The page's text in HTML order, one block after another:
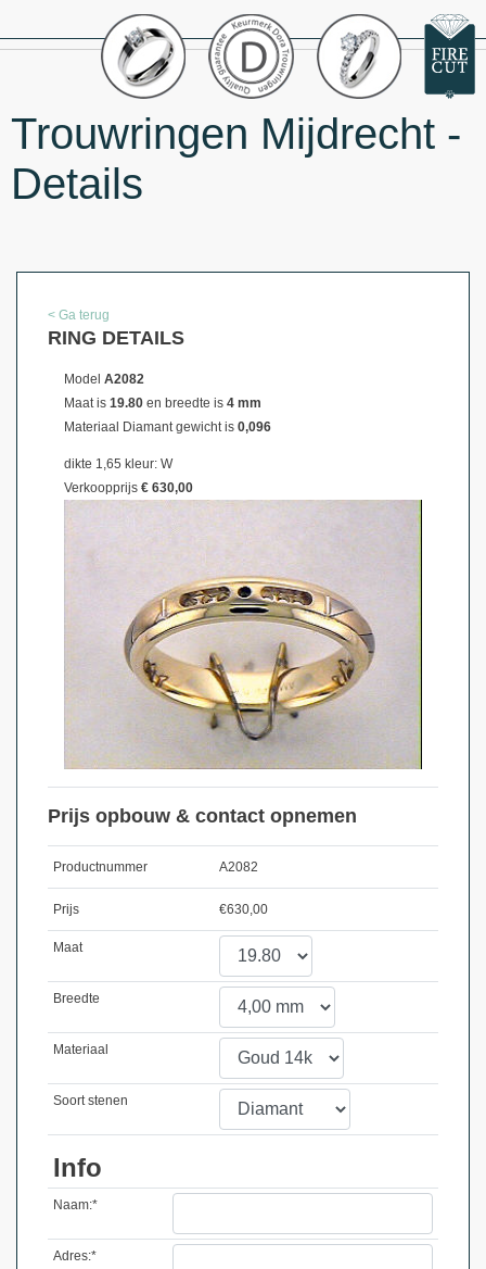
Trouwringen Mijdrecht -
Details
< Ga terug
RING DETAILS
Model A2082
Maat is 19.80 en breedte is 4 mm
Materiaal Diamant gewicht is 0,096
dikte 1,65 kleur: W
Verkoopprijs € 630,00
Prijs opbouw & contact opnemen
Productnummer A2082
Prijs €630,00
Maat
Breedte
Materiaal
Soort stenen
Info
Naam:*
Adres:*